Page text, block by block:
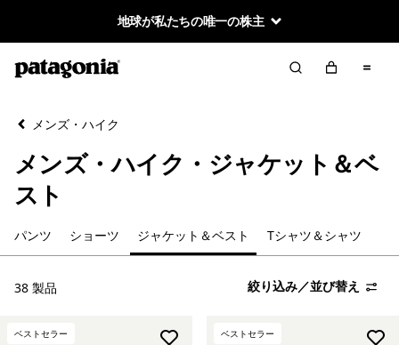
地球が私たちの唯一の株主
絞り込み／並び替え
絞り込み
カテゴリー
パンツ
メンズ・ハイク
メンズ・ハイク・ジャケット＆ベ
スト
パンツ ショーツ ジャケット＆ベスト Tシャツ＆シャツ
38 製品 絞り込み／並び替え
ベストセラー ベストセラー